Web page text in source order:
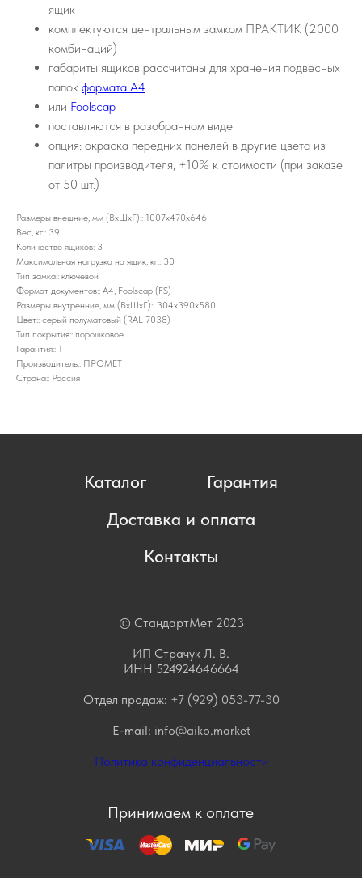
ящик
комплектуются центральным замком ПРАКТИК (2000
комбинаций)
габариты ящиков рассчитаны для хранения подвесных
папок формата А4
или Foolscap
поставляются в разобранном виде
опция: окраска передних панелей в другие цвета из
палитры производителя, +10% к стоимости (при заказе
от 50 шт.)
Размеры внешние, мм (ВхШхГ):: 1007x470x646
Вес, кг:: 39
Количество ящиков: 3
Максимальная нагрузка на ящик, кг:: 30
Тип замка:: ключевой
Формат документов:: A4, Foolscap (FS)
Размеры внутренние, мм (ВхШхГ):: 304х390х580
Цвет:: серый полуматовый (RAL 7038)
Тип покрытия:: порошковое
Гарантия:: 1
Производитель:: ПРОМЕТ
Страна:: Россия
Каталог
Гарантия
Доставка и оплата
Контакты
© СтандартМет 2023
ИП Страчук Л. В.
ИНН 524924646664
Отдел продаж: +7 (929) 053-77-30
E-mail: info@aiko.market
Политика конфиденциальности
Принимаем к оплате